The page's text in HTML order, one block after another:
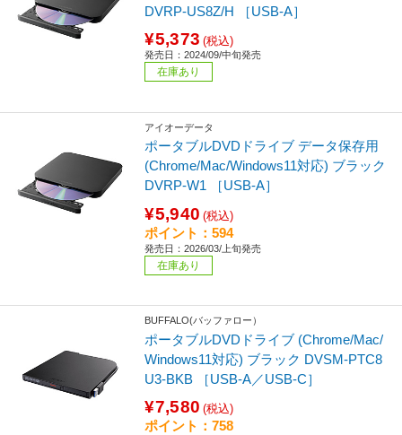
DVRP-US8Z/H ［USB-A］
¥5,373 (税込)
発売日：2024/09/中旬発売
在庫あり
アイオーデータ
ポータブルDVDドライブ データ保存用
(Chrome/Mac/Windows11対応) ブラック
DVRP-W1 ［USB-A］
¥5,940 (税込)
ポイント：594
発売日：2026/03/上旬発売
在庫あり
BUFFALO(バッファロー）
ポータブルDVDドライブ (Chrome/Mac/
Windows11対応) ブラック DVSM-PTC8
U3-BKB ［USB-A／USB-C］
¥7,580 (税込)
ポイント：758